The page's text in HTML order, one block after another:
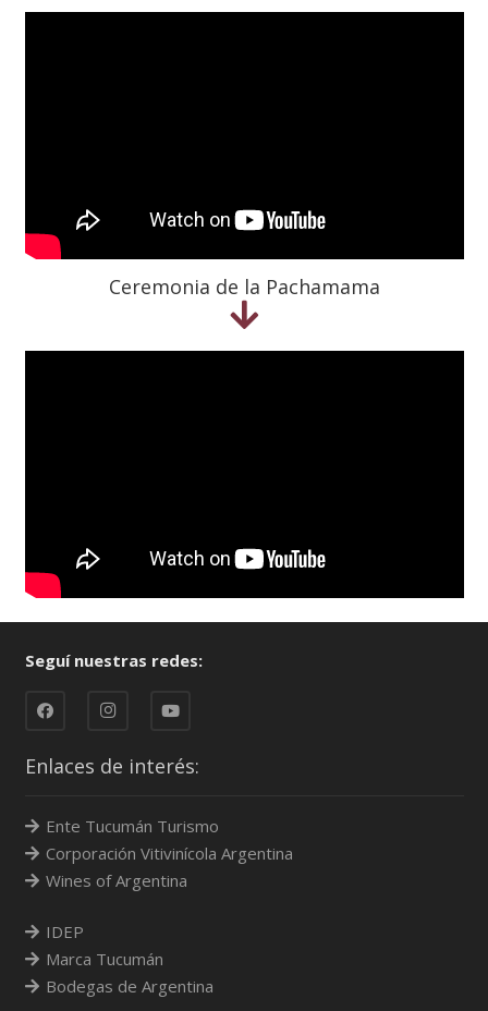
Ceremonia de la Pachamama
Seguí nuestras redes:
Enlaces de interés:
Ente Tucumán Turismo
Corporación Vitivinícola Argentina
Wines of Argentina
IDEP
Marca Tucumán
Bodegas de Argentina